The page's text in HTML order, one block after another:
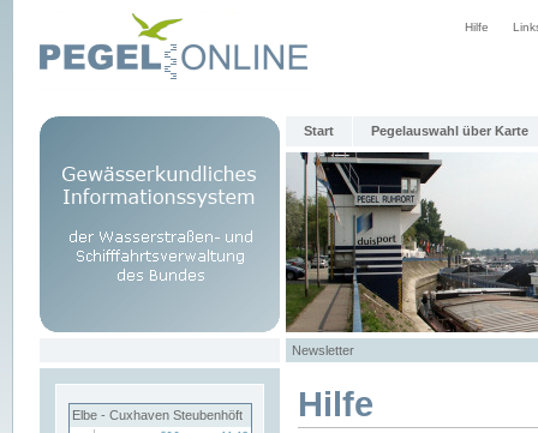
Hilfe
Start Pegelauswahl über Karte
Newsletter
Elbe - Cuxhaven Steubenhöft Hilfe